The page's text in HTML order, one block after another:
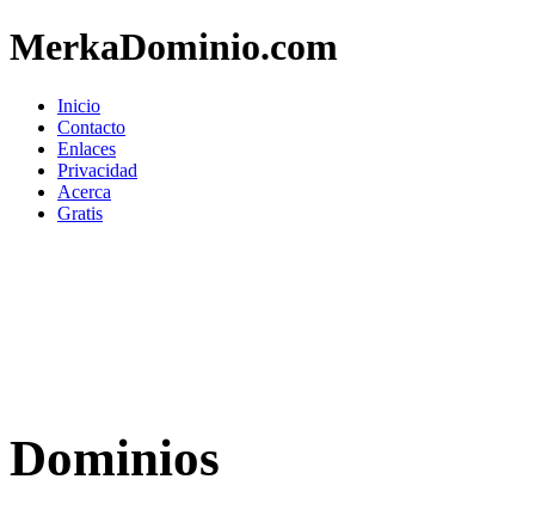
MerkaDominio.com
Inicio
Contacto
Enlaces
Privacidad
Acerca
Gratis
Dominios